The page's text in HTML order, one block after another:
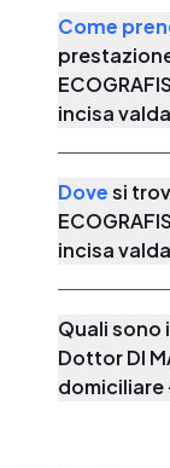
Come
incisa
Dovesi
incisa
Quali sono i
Dottor DI
domiciliare